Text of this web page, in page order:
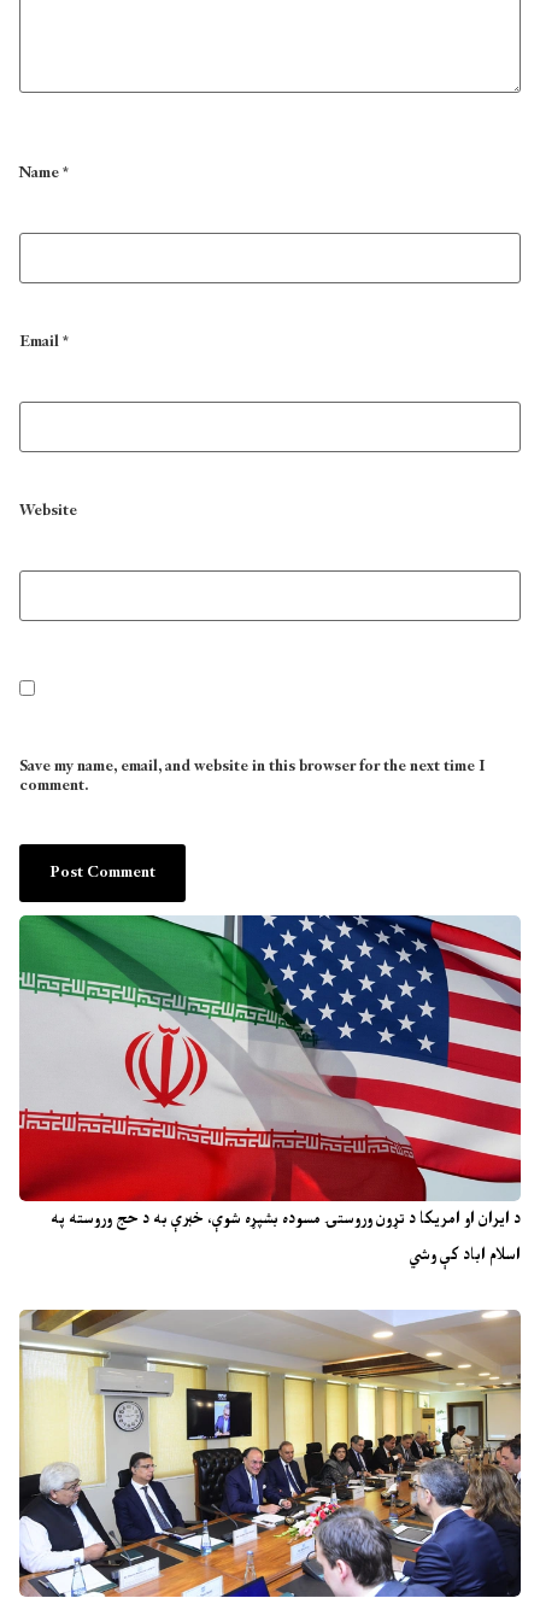
د ایران او امریکا د تړون وروستۍ مسوده بشپړه شوې، خبرې به د حج وروسته په
اسلام اباد کې وشي
Name*
Email*
Website
Save my name, email, and website in this browser for the next time I
comment.